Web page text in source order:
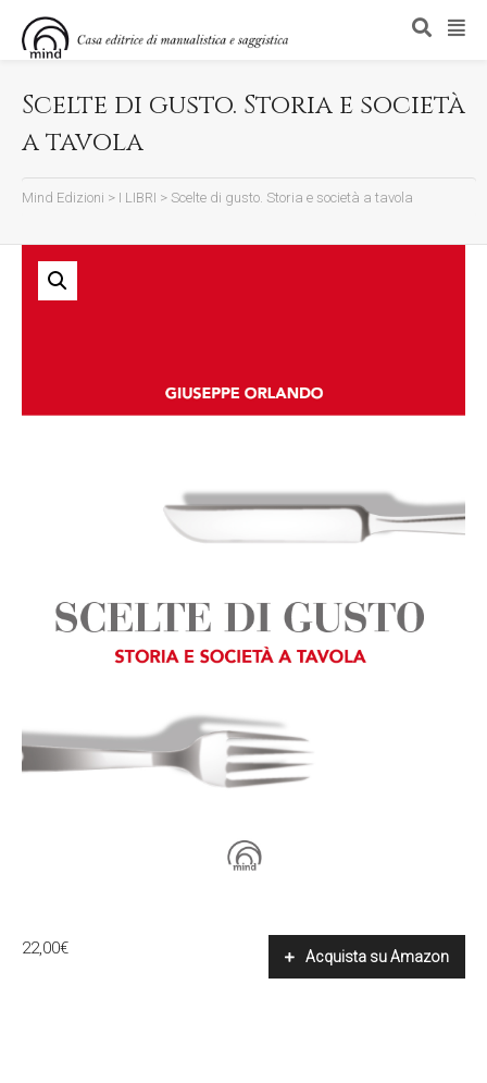
Scelte di gusto. Storia e società
a tavola
Mind Edizioni > I LIBRI > Scelte di gusto. Storia e società a tavola
22,00€ Acquista su Amazon